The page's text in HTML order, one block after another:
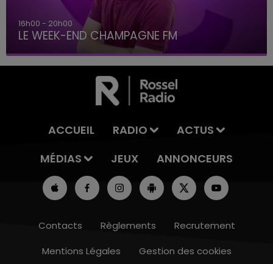
16h00 - 20h00
LE WEEK-END CHAMPAGNE FM
ACCUEIL RADIO
ACTUS
MÉDIAS
JEUX ANNONCEURS
Contacts Règlements
Recrutement
Mentions Légales
Gestion des cookies